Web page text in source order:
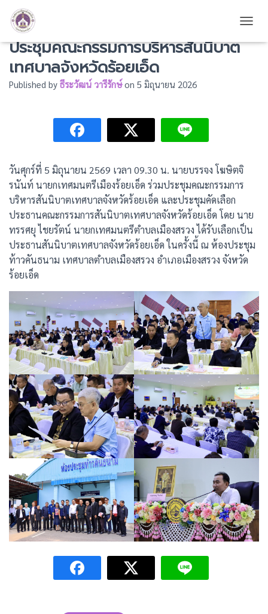
นายกเทศมนตรีเมืองร้อยเอ็ด ร่วม
ประชุมคณะกรรมการบริหารสันนิบาต
เทศบาลจังหวัดร้อยเอ็ด
Published by ธีระวัฒน์ วารีรักษ์on 5 มิถุนายน 2026
วันศุกร์ที่ 5 มิถุนายน 2569 เวลา 09.30 น. นายบรรจง โฆษิตจิ
รนันท์ นายกเทศมนตรีเมืองร้อยเอ็ด ร่วมประชุมคณะกรรมการ
บริหารสันนิบาตเทศบาลจังหวัดร้อยเอ็ด และประชุมคัดเลือก
ประธานคณะกรรมการสันนิบาตเทศบาลจังหวัดร้อยเอ็ด โดย นาย
ทรรศยุ ไชยรัตน์ นายกเทศมนตรีตำบลเมืองสรวง ได้รับเลือกเป็น
ประธานสันนิบาตเทศบาลจังหวัดร้อยเอ็ด ในครั้งนี้ ณ ห้องประชุม
ท้าวคันธนาม เทศบาลตำบลเมืองสรวง อำเภอเมืองสรวง จังหวัด
ร้อยเอ็ด